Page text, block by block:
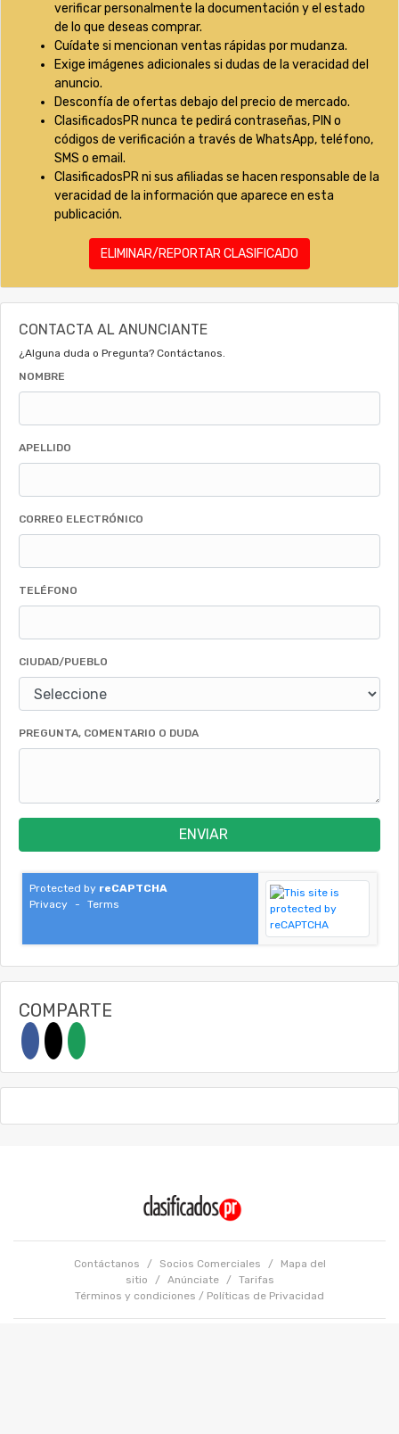
verificar personalmente la documentación y el estado
de lo que deseas comprar.
Cuídate si mencionan ventas rápidas por mudanza.
Exige imágenes adicionales si dudas de la veracidad del
anuncio.
Desconfía de ofertas debajo del precio de mercado.
ClasificadosPR nunca te pedirá contraseñas, PIN o
códigos de verificación a través de WhatsApp, teléfono,
SMS o email.
ClasificadosPR ni sus afiliadas se hacen responsable de la
veracidad de la información que aparece en esta
publicación.
ELIMINAR/REPORTAR CLASIFICADO
CONTACTA AL ANUNCIANTE
¿Alguna duda o Pregunta? Contáctanos.
NOMBRE
APELLIDO
CORREO ELECTRÓNICO
TELÉFONO
CIUDAD/PUEBLO
PREGUNTA, COMENTARIO O DUDA
ENVIAR
Protected by reCAPTCHA
Privacy
- Terms
COMPARTE
Contáctanos / Socios Comerciales /
Mapa del
sitio
/ Anúnciate /
Tarifas
Términos y condiciones / Políticas de Privacidad